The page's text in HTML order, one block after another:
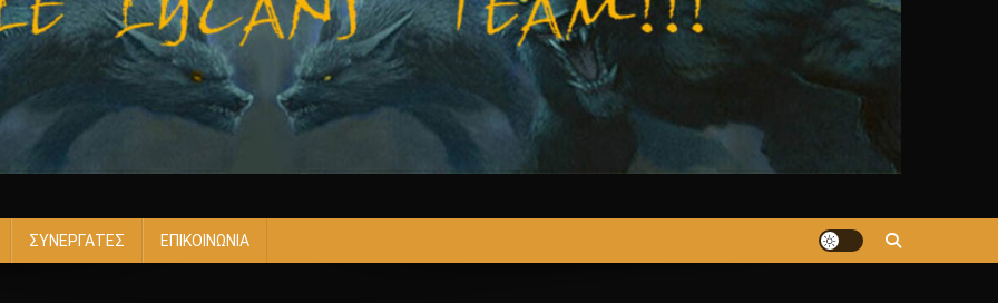
ΣΥΝΕΡΓΑΤΕΣ ΕΠΙΚΟΙΝΩΝΙΑ